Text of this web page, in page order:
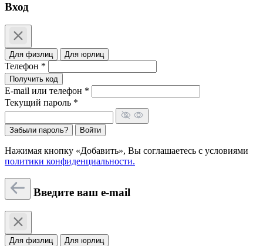
Вход
Для физлиц Для юрлиц
Телефон *
Получить код
E-mail или телефон *
Текущий пароль *
Забыли пароль? Войти
Нажимая кнопку «Добавить», Вы соглашаетесь c условиями
политики конфиденциальности.
Введите ваш e-mail
Для физлиц Для юрлиц